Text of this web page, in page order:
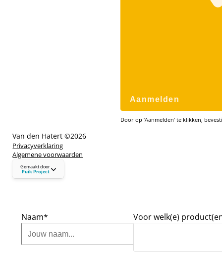
Aanmelden
Door op ‘Aanmelden’ te klikken,
Van den Hatert ©2026
Privacyverklaring
Algemene voorwaarden
Gemaakt door
Puik Project
hallo@puikproject.nl
Naam* Voor welk(e)